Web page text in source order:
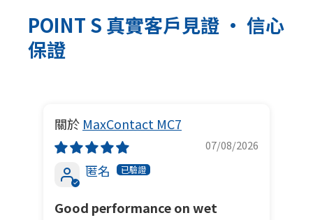
POINT S 真實客戶見證 · 信心
保證
MaxContact MC7
07/08/2026
匿名
Good performance on wet